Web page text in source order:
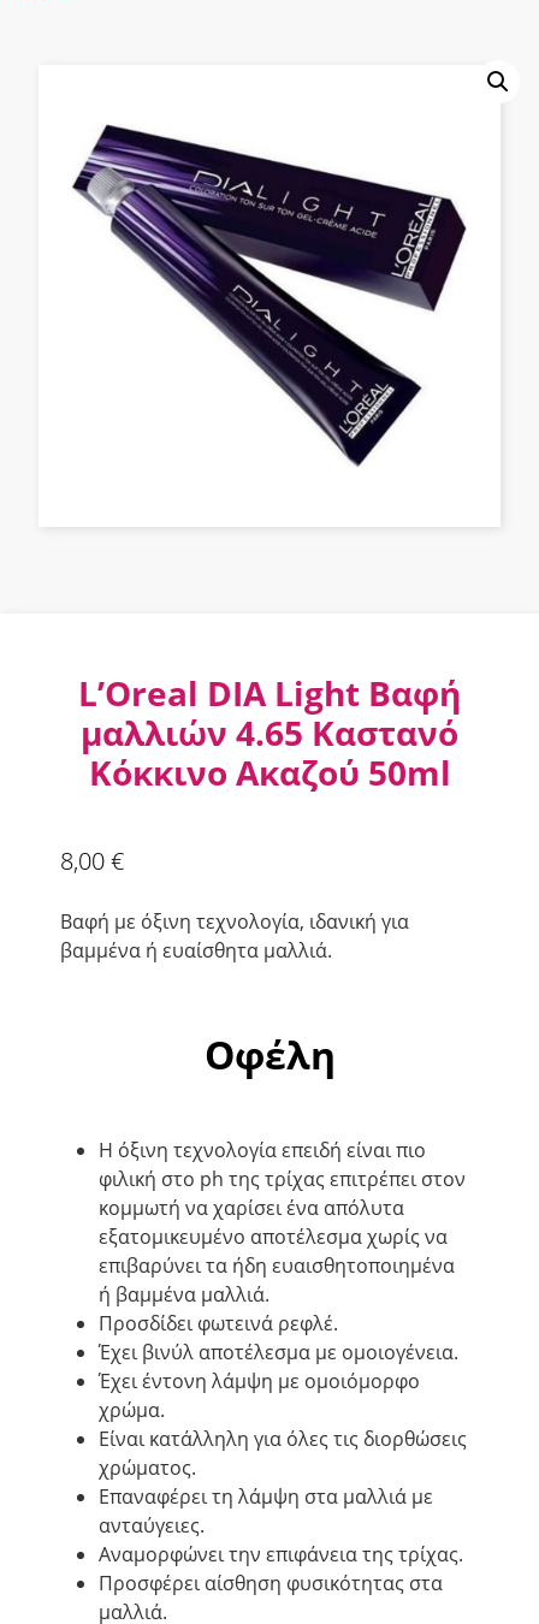
L’Oreal DIA Light Βαφή
μαλλιών 4.65 Καστανό
Κόκκινο Ακαζού 50ml
8,00€
Βαφή με όξινη τεχνολογία, ιδανική για
βαμμένα ή ευαίσθητα μαλλιά.
Οφέλη
H όξινη τεχνολογία επειδή είναι πιο
φιλική στο ph της τρίχας επιτρέπει στον
κομμωτή να χαρίσει ένα απόλυτα
εξατομικευμένο αποτέλεσμα χωρίς να
επιβαρύνει τα ήδη ευαισθητοποιημένα
ή βαμμένα μαλλιά.
Προσδίδει φωτεινά ρεφλέ.
Έχει βινύλ αποτέλεσμα με ομοιογένεια.
Έχει έντονη λάμψη με ομοιόμορφο
χρώμα.
Είναι κατάλληλη για όλες τις διορθώσεις
χρώματος.
Επαναφέρει τη λάμψη στα μαλλιά με
ανταύγειες.
Αναμορφώνει την επιφάνεια της τρίχας.
Προσφέρει αίσθηση φυσικότητας στα
μαλλιά.